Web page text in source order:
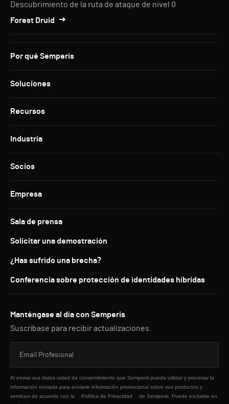
Descubrimiento de la ruta de ataque de nivel 0
Forest Druid
Por qué Semperis
Soluciones
Recursos
Industria
Socios
Empresa
Sala de prensa
Solicitar una demostración
¿Has sufrido una brecha?
Conferencia sobre protección de identidades híbridas
Manténgase al día con Semperis
Suscríbase para recibir actualizaciones.
Al enviar sus datos usted da consentimiento que Semperis pueda utilizar y procesar la
información enviada para enviarle información promocional sobre sus productos y
servicios de acuerdo con la
Política de Privacidad
de Semperis. Puede excluirse en